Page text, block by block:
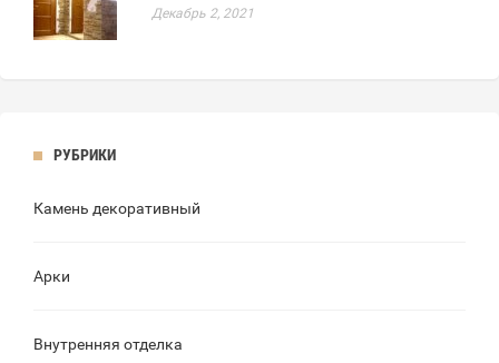
Декабрь 2, 2021
РУБРИКИ
Камень декоративный
Арки
Внутренняя отделка